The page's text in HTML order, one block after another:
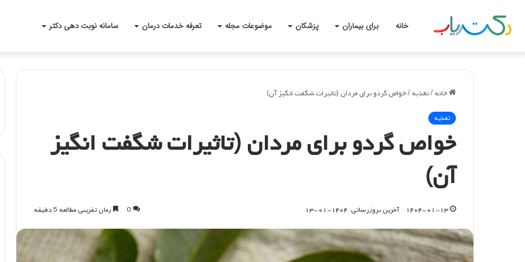
خانه برای بیماران پزشکان موضوعات مجله تعرفه خدمات درمان سامانه نوبت دهی دکتر
خانه /تغذیه /خواص گردو برای مردان (تاثیرات شگفت انگیز آن)
تغذیه
خواص گردو برای مردان (تاثیرات شگفت انگیز
آن)
۱۴۰۴-۰۱-۱۳ آخرین بروزرسانی: ۱۴۰۴-۰۱-۱۳ 0 زمان تقریبی مطالعه 5 دقیقه